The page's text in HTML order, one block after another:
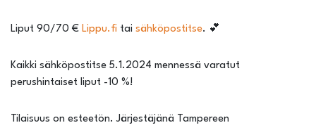
Liput 90/70 € Lippu.fi tai sähköpostitse. 💕
Kaikki sähköpostitse 5.1.2024 mennessä varatut
perushintaiset liput -10 %!
Tilaisuus on esteetön. Järjestäjänä Tampereen